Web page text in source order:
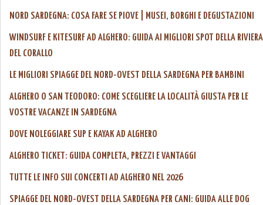
NORD SARDEGNA: COSA FARE SE PIOVE | MUSEI, BORGHI E DEGUSTAZIONI
WINDSURF E KITESURF AD ALGHERO: GUIDA AI MIGLIORI SPOT DELLA RIVIERA
DEL CORALLO
LE MIGLIORI SPIAGGE DEL NORD-OVEST DELLA SARDEGNA PER BAMBINI
ALGHERO O SAN TEODORO: COME SCEGLIERE LA LOCALITÀ GIUSTA PER LE
VOSTRE VACANZE IN SARDEGNA
DOVE NOLEGGIARE SUP E KAYAK AD ALGHERO
ALGHERO TICKET: GUIDA COMPLETA, PREZZI E VANTAGGI
TUTTE LE INFO SUI CONCERTI AD ALGHERO NEL 2026
SPIAGGE DEL NORD-OVEST DELLA SARDEGNA PER CANI: GUIDA ALLE DOG